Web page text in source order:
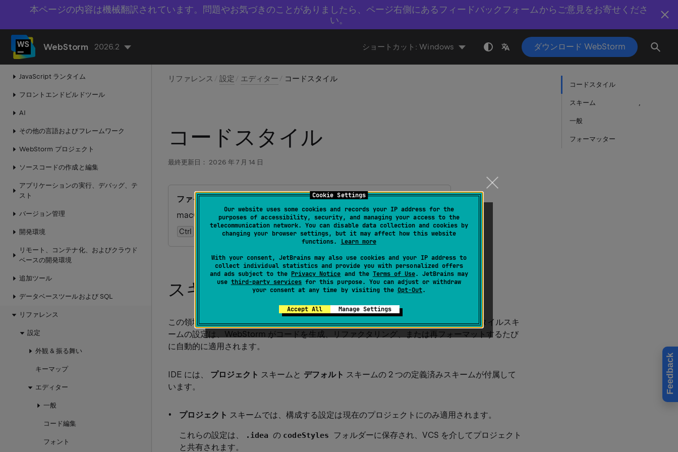
Cookie Settings
Our website uses some cookies and records your IP address for the
purposes of accessibility, security, and managing your access to the
telecommunication network. You can disable data collection and cookies by
changing your browser settings, but it may affect how this website
functions. Learn more
With your consent, JetBrains may also use cookies and your IP address to
collect individual statistics and provide you with personalized offers
and ads subject to the Privacy Notice and the Terms of Use. JetBrains may
use third-party services for this purpose. You can adjust or withdraw
your consent at any time by visiting the Opt-Out.
Accept All Manage Settings
本ページの内容は機械翻訳されています。問題やお気づきのことがありましたら、ページ右側にあるフィードバックフォームからご意見をお寄せくださ
い。
Feedback
WebStorm 2026.2 ショートカット:Windows ダウンロード WebStorm
JavaScript
Vue.js
スタイルシート
JavaScript ランタイム
フロントエンドビルドツール
AI
その他の言語およびフレームワーク
WebStorm プロジェクト
ソースコードの作成と編集
アプリケーションの実行、デバッグ、テ
スト
バージョン管理​
開発環境
リモート、コンテナ化、およびクラウド
ベースの開発環境
追加ツール
データベースツールおよび SQL
リファレンス
設定
外観 & 振る舞い
キーマップ
エディター
一般
コード編集
フォント
リファレンス 設定 エディター コードスタイル
コードスタイル
最終更新日： 2026 年 7 月 14 日
ファイル | 設定 | エディター | コードスタイル(Windows および Linux 用)
macOS 用
%instance% | 設定 | エディター | コードスタイル
Ctrl
スキーム​​⁠⁠⁠⁠⁠⁠⁠⁠⁠⁠⁠⁠⁠⁠⁠⁠⁠⁠⁠⁠⁠⁠⁠⁠⁠⁠⁠⁠⁠⁠⁠⁠⁠⁠⁠⁠⁠⁠⁠⁠⁠⁠⁠⁠⁠⁠⁠⁠⁠⁠⁠⁠⁠⁠⁠⁠⁠⁠⁠⁠⁠⁠⁠⁠⁠⁠⁠⁠⁠⁠⁠⁠⁠⁠⁠⁠⁠⁠⁠⁠⁠⁠⁠⁠⁠⁠⁠⁠⁠⁠⁠⁠⁠⁠⁠⁠⁠⁠⁠⁠⁠⁠⁠⁠⁠⁠⁠⁠⁠⁠⁠⁠⁠⁠⁠⁠⁠⁠⁠⁠⁠⁠⁠⁠⁠⁠⁠⁠⁠⁠⁠⁠⁠⁠⁠⁠⁠⁠⁠⁠⁠⁠⁠⁠⁠⁠⁠⁠⁠⁠⁠⁠⁠⁠⁠⁠⁠⁠⁠⁠⁠⁠⁠⁠⁠⁠⁠⁠⁠⁠⁠⁠⁠⁠⁠⁠⁠⁠⁠⁠⁠⁠⁠⁠⁠⁠⁠⁠⁠⁠⁠⁠⁠⁠⁠⁠⁠⁠⁠⁠⁠⁠⁠⁠⁠⁠⁠⁠⁠⁠⁠⁠⁠⁠⁠⁠⁠⁠⁠⁠⁠⁠⁠⁠⁠⁠⁠⁠⁠⁠⁠⁠⁠⁠⁠⁠⁠⁠⁠⁠⁠⁠⁠⁠⁠⁠⁠⁠⁠⁠⁠⁠⁠⁠⁠⁠⁠⁠⁠⁠⁠⁠⁠⁠⁠⁠⁠⁠⁠⁠⁠⁠⁠⁠⁠⁠⁠⁠⁠⁠⁠⁠⁠⁠⁠⁠⁠⁠⁠⁠⁠⁠⁠⁠⁠⁠⁠⁠⁠⁠⁠⁠⁠⁠⁠⁠⁠⁠⁠⁠⁠⁠⁠⁠⁠⁠⁠⁠⁠⁠⁠⁠⁠⁠⁠⁠⁠⁠⁠⁠⁠⁠⁠⁠⁠⁠⁠⁠⁠⁠⁠⁠⁠⁠⁠⁠⁠⁠⁠⁠⁠⁠⁠⁠⁠⁠⁠⁠⁠⁠⁠⁠⁠⁠⁠⁠⁠⁠⁠⁠⁠⁠⁠⁠⁠⁠⁠⁠⁠⁠⁠⁠⁠⁠⁠⁠⁠⁠⁠⁠⁠⁠⁠⁠⁠⁠⁠⁠⁠⁠⁠⁠⁠⁠⁠⁠⁠⁠⁠⁠⁠⁠⁠⁠⁠⁠⁠⁠⁠⁠⁠⁠⁠⁠⁠⁠⁠⁠⁠⁠⁠⁠⁠⁠⁠⁠⁠⁠⁠⁠⁠⁠⁠⁠⁠⁠⁠⁠⁠⁠⁠⁠⁠⁠⁠⁠⁠⁠⁠⁠⁠⁠⁠⁠⁠⁠⁠⁠⁠⁠⁠⁠⁠⁠⁠⁠⁠⁠⁠⁠⁠⁠⁠⁠⁠⁠⁠⁠⁠⁠⁠⁠⁠⁠⁠⁠⁠⁠⁠⁠⁠⁠⁠⁠⁠⁠⁠⁠⁠⁠⁠⁠⁠⁠⁠⁠⁠⁠⁠⁠⁠⁠⁠⁠⁠⁠⁠⁠⁠⁠⁠⁠⁠⁠⁠⁠⁠⁠⁠⁠⁠⁠⁠⁠⁠⁠⁠⁠⁠⁠⁠⁠⁠⁠⁠⁠⁠⁠⁠⁠⁠⁠⁠⁠⁠⁠⁠⁠⁠⁠⁠⁠⁠⁠⁠⁠⁠⁠⁠⁠⁠⁠⁠⁠⁠⁠⁠⁠⁠⁠⁠⁠⁠⁠⁠⁠⁠⁠⁠⁠⁠⁠⁠⁠⁠⁠⁠⁠⁠⁠⁠⁠⁠⁠⁠⁠⁠⁠⁠⁠⁠⁠⁠⁠⁠⁠⁠⁠⁠⁠⁠⁠⁠⁠⁠⁠⁠⁠⁠⁠⁠⁠⁠⁠⁠⁠⁠⁠⁠⁠⁠⁠⁠⁠⁠⁠⁠⁠⁠⁠⁠⁠⁠⁠⁠⁠⁠⁠⁠⁠⁠⁠⁠⁠⁠⁠⁠⁠⁠⁠⁠⁠⁠⁠⁠⁠⁠⁠⁠⁠⁠⁠⁠⁠⁠⁠⁠⁠⁠⁠⁠⁠⁠⁠⁠⁠⁠⁠⁠⁠⁠⁠⁠⁠⁠⁠⁠⁠⁠⁠⁠⁠⁠⁠⁠⁠⁠⁠⁠⁠⁠⁠⁠⁠⁠⁠⁠⁠⁠⁠⁠⁠⁠⁠⁠⁠⁠⁠⁠⁠⁠⁠⁠⁠⁠⁠⁠⁠⁠⁠⁠⁠⁠⁠⁠⁠⁠⁠⁠⁠⁠⁠⁠⁠⁠⁠⁠⁠⁠⁠⁠⁠⁠⁠⁠⁠⁠⁠⁠⁠⁠⁠⁠⁠⁠⁠⁠⁠⁠⁠⁠⁠⁠⁠⁠⁠⁠⁠⁠⁠⁠⁠⁠⁠⁠⁠⁠⁠⁠⁠⁠⁠⁠⁠⁠⁠⁠⁠⁠⁠⁠⁠⁠⁠⁠⁠⁠⁠⁠⁠⁠⁠⁠⁠⁠⁠⁠⁠⁠⁠⁠⁠⁠⁠⁠⁠⁠⁠⁠⁠⁠⁠⁠⁠⁠⁠⁠⁠⁠⁠⁠⁠⁠⁠⁠⁠⁠⁠⁠⁠⁠⁠⁠⁠⁠⁠⁠⁠⁠⁠⁠⁠⁠⁠⁠⁠⁠⁠⁠⁠⁠⁠⁠⁠⁠⁠⁠⁠⁠⁠⁠⁠⁠⁠⁠⁠⁠⁠⁠⁠⁠⁠⁠⁠⁠⁠⁠⁠⁠⁠⁠⁠⁠⁠⁠⁠⁠⁠⁠⁠⁠⁠⁠⁠⁠⁠⁠⁠⁠⁠⁠⁠⁠⁠⁠⁠⁠⁠⁠⁠⁠⁠⁠⁠⁠⁠⁠⁠⁠⁠⁠⁠⁠⁠⁠⁠⁠⁠⁠⁠⁠⁠⁠⁠⁠⁠⁠⁠⁠⁠⁠⁠⁠⁠⁠⁠⁠⁠⁠⁠⁠⁠⁠⁠⁠⁠⁠⁠⁠⁠⁠⁠⁠⁠⁠⁠⁠⁠⁠⁠⁠⁠⁠⁠⁠⁠⁠⁠⁠⁠⁠⁠⁠⁠⁠⁠⁠⁠⁠⁠⁠⁠⁠⁠⁠⁠⁠⁠⁠⁠⁠⁠⁠⁠⁠⁠⁠⁠⁠⁠⁠⁠⁠⁠⁠⁠⁠⁠⁠⁠⁠⁠⁠⁠⁠⁠⁠⁠⁠⁠⁠⁠⁠⁠⁠⁠⁠⁠⁠⁠⁠⁠⁠⁠⁠⁠⁠⁠⁠⁠⁠⁠⁠⁠⁠⁠⁠⁠⁠⁠⁠⁠⁠⁠⁠⁠⁠⁠⁠⁠⁠⁠⁠⁠⁠⁠⁠⁠⁠⁠⁠⁠⁠⁠⁠⁠⁠⁠⁠⁠⁠⁠⁠⁠⁠⁠⁠⁠⁠⁠⁠⁠⁠⁠⁠⁠⁠⁠⁠⁠⁠⁠⁠⁠⁠⁠⁠⁠⁠⁠⁠⁠⁠⁠⁠⁠⁠⁠⁠⁠⁠⁠⁠⁠⁠⁠⁠⁠⁠⁠⁠⁠⁠⁠⁠⁠⁠⁠⁠⁠⁠⁠⁠⁠⁠⁠⁠⁠⁠⁠⁠⁠⁠⁠⁠⁠⁠⁠⁠⁠⁠⁠⁠⁠⁠⁠⁠⁠⁠⁠⁠⁠⁠⁠⁠⁠⁠⁠⁠⁠⁠⁠⁠⁠⁠⁠⁠⁠⁠⁠⁠⁠⁠⁠⁠⁠⁠⁠⁠⁠⁠⁠⁠⁠⁠⁠⁠⁠⁠⁠⁠⁠⁠⁠⁠⁠⁠⁠⁠⁠⁠⁠⁠⁠⁠⁠⁠⁠⁠⁠⁠⁠⁠⁠⁠⁠⁠⁠⁠⁠⁠⁠⁠⁠⁠⁠⁠⁠⁠⁠⁠⁠⁠⁠⁠⁠⁠⁠⁠⁠⁠⁠⁠⁠⁠⁠⁠⁠⁠⁠⁠⁠⁠⁠⁠⁠⁠⁠⁠⁠⁠⁠⁠⁠⁠⁠⁠⁠⁠⁠⁠⁠⁠⁠⁠⁠⁠⁠⁠⁠⁠⁠⁠⁠⁠⁠⁠⁠⁠⁠⁠⁠⁠⁠⁠⁠⁠⁠⁠⁠⁠⁠⁠⁠⁠⁠⁠⁠⁠⁠⁠⁠⁠⁠⁠⁠⁠⁠⁠⁠⁠⁠⁠⁠⁠⁠⁠⁠⁠⁠⁠⁠⁠⁠⁠⁠⁠⁠⁠⁠⁠⁠⁠⁠⁠⁠⁠⁠⁠⁠⁠⁠⁠⁠⁠⁠⁠⁠⁠⁠⁠⁠⁠⁠,
この領域で、コードスタイルスキームを選択し、必要に応じて変更します。 コードスタイルスキ
ームの設定は、WebStorm がコードを生成、リファクタリング、または再フォーマットするたび
に自動的に適用されます。
IDE には、 プロジェクト スキームと デフォルト スキームの 2 つの定義済みスキームが付属して
います。
プロジェクト スキームでは、構成する設定は現在のプロジェクトにのみ適用されます。
これらの設定は、 .ideaの codeStyles
フォルダーに保存され、VCS を介してプロジェクト
と共有されます。
コードスタイル
スキーム​​⁠⁠⁠⁠⁠⁠⁠⁠⁠⁠⁠⁠⁠⁠⁠⁠⁠⁠⁠⁠⁠⁠⁠⁠⁠⁠⁠⁠⁠⁠⁠⁠⁠⁠⁠⁠⁠⁠⁠⁠⁠⁠⁠⁠⁠⁠⁠⁠⁠⁠⁠⁠⁠⁠⁠⁠⁠⁠⁠⁠⁠⁠⁠⁠⁠⁠⁠⁠⁠⁠⁠⁠⁠⁠⁠⁠⁠⁠⁠⁠⁠⁠⁠⁠⁠⁠⁠⁠⁠⁠⁠⁠⁠⁠⁠⁠⁠⁠⁠⁠⁠⁠⁠⁠⁠⁠⁠⁠⁠⁠⁠⁠⁠⁠⁠⁠⁠⁠⁠⁠⁠⁠⁠⁠⁠⁠⁠⁠⁠⁠⁠⁠⁠⁠⁠⁠⁠⁠⁠⁠⁠⁠⁠⁠⁠⁠⁠⁠⁠⁠⁠⁠⁠⁠⁠⁠⁠⁠⁠⁠⁠⁠⁠⁠⁠⁠⁠⁠⁠⁠⁠⁠⁠⁠⁠⁠⁠⁠⁠⁠⁠⁠⁠⁠⁠⁠⁠⁠⁠⁠⁠⁠⁠⁠⁠⁠⁠⁠⁠⁠⁠⁠⁠⁠⁠⁠⁠⁠⁠⁠⁠⁠⁠⁠⁠⁠⁠⁠⁠⁠⁠⁠⁠⁠⁠⁠⁠⁠⁠⁠⁠⁠⁠⁠⁠⁠⁠⁠⁠⁠⁠⁠⁠⁠⁠⁠⁠⁠⁠⁠⁠⁠⁠⁠⁠⁠⁠⁠⁠⁠⁠⁠⁠⁠⁠⁠⁠⁠⁠⁠⁠⁠⁠⁠⁠⁠⁠⁠⁠⁠⁠⁠⁠⁠⁠⁠⁠⁠⁠⁠⁠⁠⁠⁠⁠⁠⁠⁠⁠⁠⁠⁠⁠⁠⁠⁠⁠⁠⁠⁠⁠⁠⁠⁠⁠⁠⁠⁠⁠⁠⁠⁠⁠⁠⁠⁠⁠⁠⁠⁠⁠⁠⁠⁠⁠⁠⁠⁠⁠⁠⁠⁠⁠⁠⁠⁠⁠⁠⁠⁠⁠⁠⁠⁠⁠⁠⁠⁠⁠⁠⁠⁠⁠⁠⁠⁠⁠⁠⁠⁠⁠⁠⁠⁠⁠⁠⁠⁠⁠⁠⁠⁠⁠⁠⁠⁠⁠⁠⁠⁠⁠⁠⁠⁠⁠⁠⁠⁠⁠⁠⁠⁠⁠⁠⁠⁠⁠⁠⁠⁠⁠⁠⁠⁠⁠⁠⁠⁠⁠⁠⁠⁠⁠⁠⁠⁠⁠⁠⁠⁠⁠⁠⁠⁠⁠⁠⁠⁠⁠⁠⁠⁠⁠⁠⁠⁠⁠⁠⁠⁠⁠⁠⁠⁠⁠⁠⁠⁠⁠⁠⁠⁠⁠⁠⁠⁠⁠⁠⁠⁠⁠⁠⁠⁠⁠⁠⁠⁠⁠⁠⁠⁠⁠⁠⁠⁠⁠⁠⁠⁠⁠⁠⁠⁠⁠⁠⁠⁠⁠⁠⁠⁠⁠⁠⁠⁠⁠⁠⁠⁠⁠⁠⁠⁠⁠⁠⁠⁠⁠⁠⁠⁠⁠⁠⁠⁠⁠⁠⁠⁠⁠⁠⁠⁠⁠⁠⁠⁠⁠⁠⁠⁠⁠⁠⁠⁠⁠⁠⁠⁠⁠⁠⁠⁠⁠⁠⁠⁠⁠⁠⁠⁠⁠⁠⁠⁠⁠⁠⁠⁠⁠⁠⁠⁠⁠⁠⁠⁠⁠⁠⁠⁠⁠⁠⁠⁠⁠⁠⁠⁠⁠⁠⁠⁠⁠⁠⁠⁠⁠⁠⁠⁠⁠⁠⁠⁠⁠⁠⁠⁠⁠⁠⁠⁠⁠⁠⁠⁠⁠⁠⁠⁠⁠⁠⁠⁠⁠⁠⁠⁠⁠⁠⁠⁠⁠⁠⁠⁠⁠⁠⁠⁠⁠⁠⁠⁠⁠⁠⁠⁠⁠⁠⁠⁠⁠⁠⁠⁠⁠⁠⁠⁠⁠⁠⁠⁠⁠⁠⁠⁠⁠⁠⁠⁠⁠⁠⁠⁠⁠⁠⁠⁠⁠⁠⁠⁠⁠⁠⁠⁠⁠⁠⁠⁠⁠⁠⁠⁠⁠⁠⁠⁠⁠⁠⁠⁠⁠⁠⁠⁠⁠⁠⁠⁠⁠⁠⁠⁠⁠⁠⁠⁠⁠⁠⁠⁠⁠⁠⁠⁠⁠⁠⁠⁠⁠⁠⁠⁠⁠⁠⁠⁠⁠⁠⁠⁠⁠⁠⁠⁠⁠⁠⁠⁠⁠⁠⁠⁠⁠⁠⁠⁠⁠⁠⁠⁠⁠⁠⁠⁠⁠⁠⁠⁠⁠⁠⁠⁠⁠⁠⁠⁠⁠⁠⁠⁠⁠⁠⁠⁠⁠⁠⁠⁠⁠⁠⁠⁠⁠⁠⁠⁠⁠⁠⁠⁠⁠⁠⁠⁠⁠⁠⁠⁠⁠⁠⁠⁠⁠⁠⁠⁠⁠⁠⁠⁠⁠⁠⁠⁠⁠⁠⁠⁠⁠⁠⁠⁠⁠⁠⁠⁠⁠⁠⁠⁠⁠⁠⁠⁠⁠⁠⁠⁠⁠⁠⁠⁠⁠⁠⁠⁠⁠⁠⁠⁠⁠⁠⁠⁠⁠⁠⁠⁠⁠⁠⁠⁠⁠⁠⁠⁠⁠⁠⁠⁠⁠⁠⁠⁠⁠⁠⁠⁠⁠⁠⁠⁠⁠⁠⁠⁠⁠⁠⁠⁠⁠⁠⁠⁠⁠⁠⁠⁠⁠⁠⁠⁠⁠⁠⁠⁠⁠⁠⁠⁠⁠⁠⁠⁠⁠⁠⁠⁠⁠⁠⁠⁠⁠⁠⁠⁠⁠⁠⁠⁠⁠⁠⁠⁠⁠⁠⁠⁠⁠⁠⁠⁠⁠⁠⁠⁠⁠⁠⁠⁠⁠⁠⁠⁠⁠⁠⁠⁠⁠⁠⁠⁠⁠⁠⁠⁠⁠⁠⁠⁠⁠⁠⁠⁠⁠⁠⁠⁠⁠⁠⁠⁠⁠⁠⁠⁠⁠⁠⁠⁠⁠⁠⁠⁠⁠⁠⁠⁠⁠⁠⁠⁠⁠⁠⁠⁠⁠⁠⁠⁠⁠⁠⁠⁠⁠⁠⁠⁠⁠⁠⁠⁠⁠⁠⁠⁠⁠⁠⁠⁠⁠⁠⁠⁠⁠⁠⁠⁠⁠⁠⁠⁠⁠⁠⁠⁠⁠⁠⁠⁠⁠⁠⁠⁠⁠⁠⁠⁠⁠⁠⁠⁠⁠⁠⁠⁠⁠⁠⁠⁠⁠⁠⁠⁠⁠⁠⁠⁠⁠⁠⁠⁠⁠⁠⁠⁠⁠⁠⁠⁠⁠⁠⁠⁠⁠⁠⁠⁠⁠⁠⁠⁠⁠⁠⁠⁠⁠⁠⁠⁠⁠⁠⁠⁠⁠⁠⁠⁠⁠⁠⁠⁠⁠⁠⁠⁠⁠⁠⁠⁠⁠⁠⁠⁠⁠⁠⁠⁠⁠⁠⁠⁠⁠⁠⁠⁠⁠⁠⁠⁠⁠⁠⁠⁠⁠⁠⁠⁠⁠⁠⁠⁠⁠⁠⁠⁠⁠⁠⁠⁠⁠⁠⁠⁠⁠⁠⁠⁠⁠⁠⁠⁠⁠⁠⁠⁠⁠⁠⁠⁠⁠⁠⁠⁠⁠⁠⁠⁠⁠⁠⁠⁠⁠⁠⁠⁠⁠⁠⁠⁠⁠⁠⁠⁠⁠⁠⁠⁠⁠⁠⁠⁠⁠⁠⁠⁠⁠⁠⁠⁠⁠⁠⁠⁠⁠⁠⁠⁠⁠⁠⁠⁠⁠⁠⁠⁠⁠⁠⁠⁠⁠⁠⁠⁠⁠⁠⁠⁠⁠⁠⁠⁠⁠⁠⁠⁠⁠⁠⁠⁠⁠⁠⁠⁠⁠⁠⁠⁠⁠⁠⁠⁠⁠⁠⁠⁠⁠⁠⁠⁠⁠⁠⁠⁠⁠⁠⁠⁠⁠⁠⁠⁠⁠⁠⁠⁠⁠⁠⁠⁠⁠⁠⁠⁠⁠⁠⁠⁠⁠⁠⁠⁠⁠⁠⁠⁠⁠⁠⁠⁠⁠⁠⁠⁠⁠⁠⁠⁠⁠⁠⁠⁠⁠⁠⁠⁠⁠⁠⁠⁠⁠⁠⁠⁠⁠⁠⁠⁠⁠⁠⁠⁠⁠⁠⁠⁠⁠⁠⁠⁠⁠⁠⁠⁠⁠⁠⁠⁠⁠⁠⁠⁠⁠⁠⁠⁠⁠⁠⁠⁠⁠⁠⁠⁠⁠⁠⁠⁠⁠⁠⁠⁠⁠⁠⁠⁠⁠⁠⁠⁠⁠⁠⁠⁠⁠⁠⁠⁠⁠⁠⁠⁠⁠⁠⁠⁠⁠⁠,
一般
フォーマッター